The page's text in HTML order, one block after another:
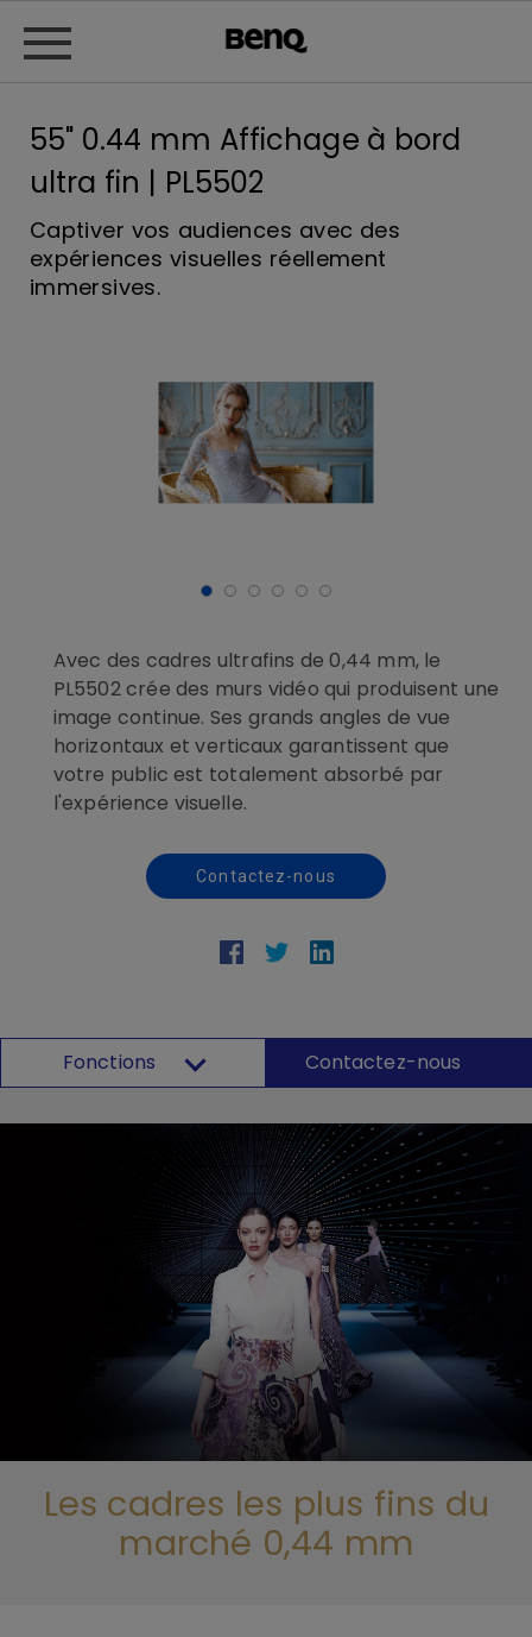
55" 0.44 mm Affichage à bord
ultra fin | PL5502
Captiver vos audiences avec des
expériences visuelles réellement
immersives.
Avec des cadres ultrafins de 0,44 mm, le
PL5502 crée des murs vidéo qui produisent une
image continue. Ses grands angles de vue
horizontaux et verticaux garantissent que
votre public est totalement absorbé par
l'expérience visuelle.
Contactez-nous
Fonctions Contactez-nous
Les cadres les plus fins du
marché 0,44 mm